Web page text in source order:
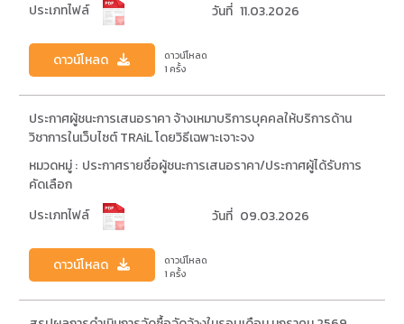
ประเภทไฟล์
วันที่ 11.03.2026
ดาวน์โหลด
ดาวน์โหลด
1 ครั้ง
ประกาศผู้ชนะการเสนอราคา จ้างเหมาบริการบุคคลให้บริการด้าน
วิชาการในเว็บไซต์ TRAiL โดยวิธีเฉพาะเจาะจง
หมวดหมู่ : ประกาศรายชื่อผู้ชนะการเสนอราคา/ประกาศผู้ได้รับการ
คัดเลือก
ประเภทไฟล์
วันที่ 09.03.2026
ดาวน์โหลด
ดาวน์โหลด
1 ครั้ง